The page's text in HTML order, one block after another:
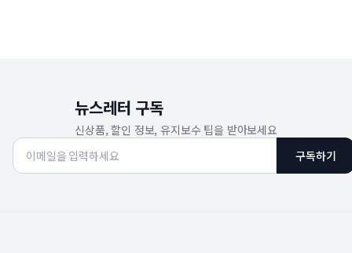
뉴스레터 구독
신상품, 할인 정보, 유지보수 팁을 받아보세요
구독하기